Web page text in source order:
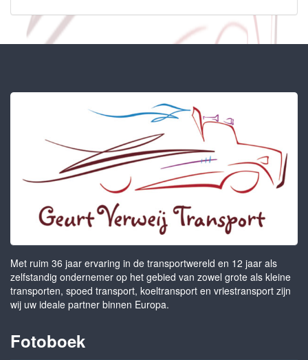
Met ruim 36 jaar ervaring in de transportwereld en 12 jaar als
zelfstandig ondernemer op het gebied van zowel grote als kleine
transporten, spoed transport, koeltransport en vriestransport zijn
wij uw ideale partner binnen Europa.
Fotoboek